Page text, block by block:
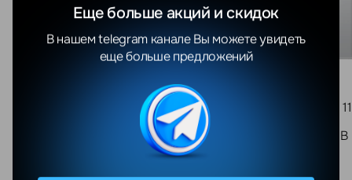
iPad Pro 11" 2022 M2 Серебристый
iPad Pro
8/256 GB
Еще больше акций и скидок
В нашем telegram канале Вы можете увидеть
еще больше предложений